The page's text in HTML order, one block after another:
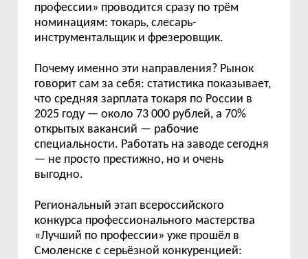
профессии» проводится сразу по трём
номинациям: токарь, слесарь-
инструментальщик и фрезеровщик.
Почему именно эти направления? Рынок
говорит сам за себя: статистика показывает,
что средняя зарплата токаря по России в
2025 году — около 73 000 рублей, а 70%
открытых вакансий — рабочие
специальности. Работать на заводе сегодня
— не просто престижно, но и очень
выгодно.
Региональный этап всероссийского
конкурса профессионального мастерства
«Лучший по профессии» уже прошёл в
Смоленске с серьёзной конкуренцией: